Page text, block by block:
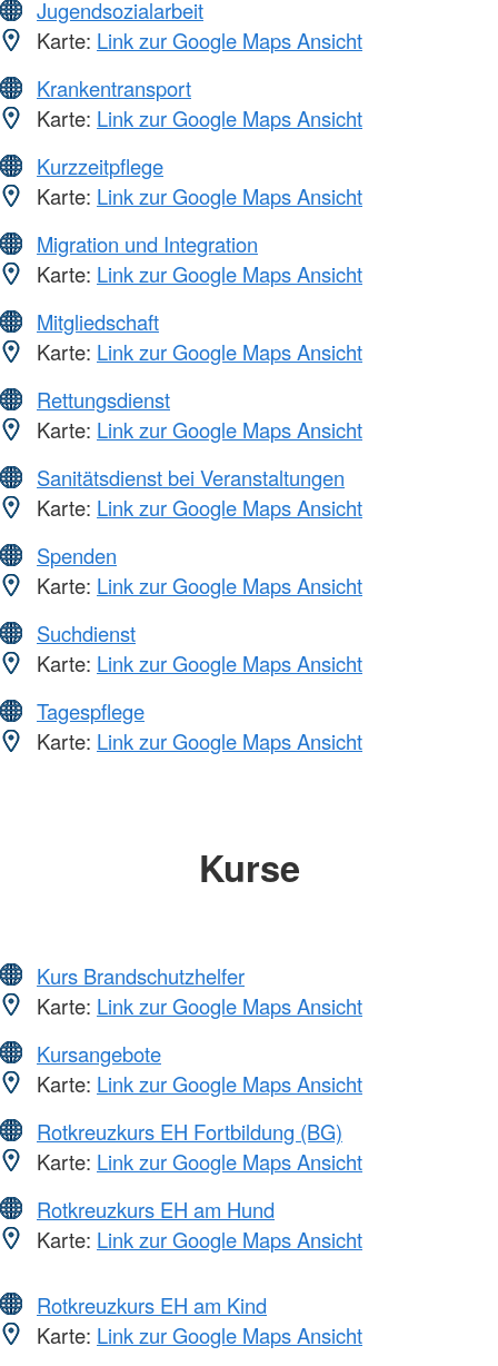
Jugendsozialarbeit
Karte: Link zur Google Maps Ansicht
Krankentransport
Karte: Link zur Google Maps Ansicht
Kurzzeitpflege
Karte: Link zur Google Maps Ansicht
Migration und Integration
Karte: Link zur Google Maps Ansicht
Mitgliedschaft
Karte: Link zur Google Maps Ansicht
Rettungsdienst
Karte: Link zur Google Maps Ansicht
Sanitätsdienst bei Veranstaltungen
Karte: Link zur Google Maps Ansicht
Spenden
Karte: Link zur Google Maps Ansicht
Suchdienst
Karte: Link zur Google Maps Ansicht
Tagespflege
Karte: Link zur Google Maps Ansicht
Kurse
Kurs Brandschutzhelfer
Karte: Link zur Google Maps Ansicht
Kursangebote
Karte: Link zur Google Maps Ansicht
Rotkreuzkurs EH Fortbildung (BG)
Karte: Link zur Google Maps Ansicht
Rotkreuzkurs EH am Hund
Karte: Link zur Google Maps Ansicht
Rotkreuzkurs EH am Kind
Karte: Link zur Google Maps Ansicht